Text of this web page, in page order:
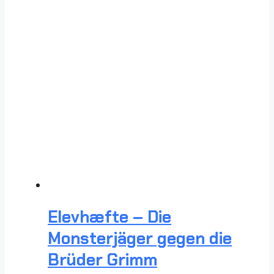
Elevhæfte – Die
Monsterjäger gegen die
Brüder Grimm